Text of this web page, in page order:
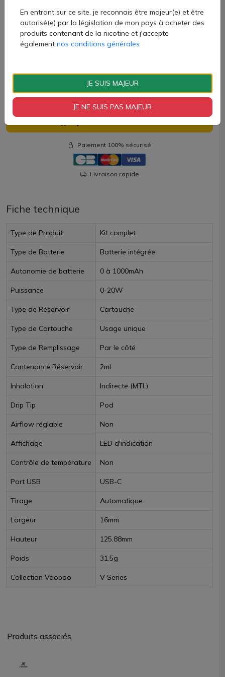
1 batterie Doric Galaxy S1
1 cartouche Doric Galaxy avec résistance de 0.7ohm
1 manuel d'utilisation
13,90 €
Quantité
Paiement 100% sécurisé
Livraison rapide
Fiche technique
Type de Produit Kit complet
Type de Batterie Batterie intégrée
Autonomie de batterie 0 à 1000mAh
Puissance 0-20W
Type de Réservoir Cartouche
Type de Cartouche Usage unique
Type de Remplissage Par le côté
Contenance Réservoir 2ml
Inhalation Indirecte (MTL)
Drip Tip Pod
Airflow réglable Non
Affichage LED d'indication
Contrôle de température Non
Port USB USB-C
Tirage Automatique
Largeur 16mm
Hauteur 125.88mm
Poids 31.5g
Collection Voopoo V Series
Produits associés
En entrant sur ce site, je reconnais être majeur(e) et être
autorisé(e) par la législation de mon pays à acheter des
produits contenant de la nicotine et j'accepte
également nos conditions générales
JE SUIS MAJEUR
JE NE SUIS PAS MAJEUR